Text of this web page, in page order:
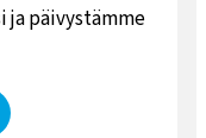
päivystämme